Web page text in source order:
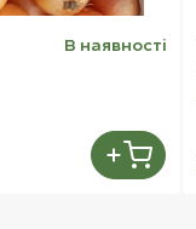
В наявностi